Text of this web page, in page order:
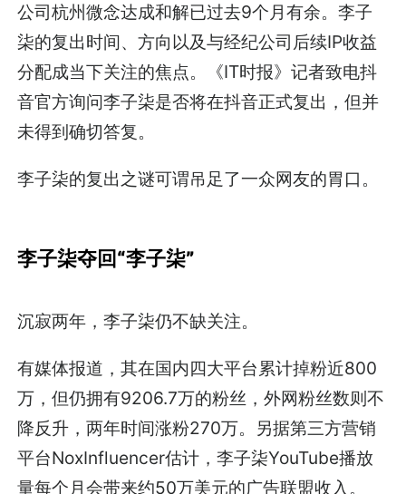
公司杭州微念达成和解已过去9个月有余。李子
柒的复出时间、方向以及与经纪公司后续IP收益
分配成当下关注的焦点。《IT时报》记者致电抖
音官方询问李子柒是否将在抖音正式复出，但并
未得到确切答复。
李子柒的复出之谜可谓吊足了一众网友的胃口。
李子柒夺回“李子柒”
沉寂两年，李子柒仍不缺关注。
有媒体报道，其在国内四大平台累计掉粉近800
万，但仍拥有9206.7万的粉丝，外网粉丝数则不
降反升，两年时间涨粉270万。另据第三方营销
平台NoxInfluencer估计，李子柒YouTube播放
量每个月会带来约50万美元的广告联盟收入。